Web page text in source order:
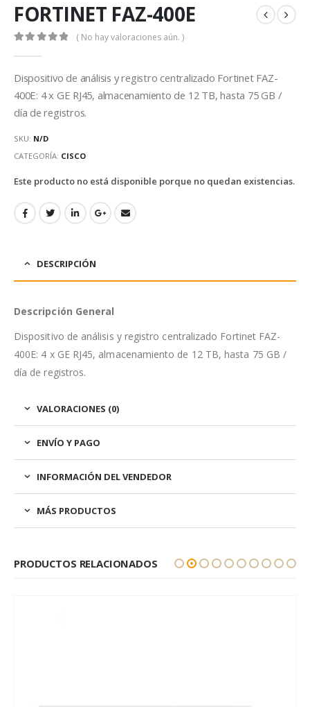
FORTINET FAZ-400E
( No hay valoraciones aún. )
Dispositivo de análisis y registro centralizado Fortinet FAZ-
400E: 4 x GE RJ45, almacenamiento de 12 TB, hasta 75 GB /
día de registros.
SKU: N/D
CATEGORÍA: CISCO
Este producto no está disponible porque no quedan existencias.
DESCRIPCIÓN
Descripción General
Dispositivo de análisis y registro centralizado Fortinet FAZ-
400E: 4 x GE RJ45, almacenamiento de 12 TB, hasta 75 GB /
día de registros.
VALORACIONES (0)
ENVÍO Y PAGO
INFORMACIÓN DEL VENDEDOR
MÁS PRODUCTOS
PRODUCTOS RELACIONADOS